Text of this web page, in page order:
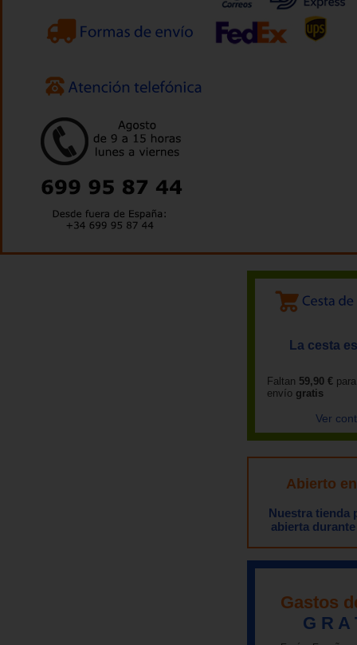
La cesta
Faltan 59,90 €
envío gratis
Ver
Abierto
Nuestra tienda
abierta
Gastos
G R A